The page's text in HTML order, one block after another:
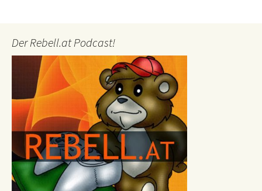
Der Rebell.at Podcast!